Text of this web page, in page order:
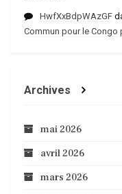
HwfXxBdpWAzGF
Commun pour le Congo
Archives
mai 2026
avril 2026
mars 2026